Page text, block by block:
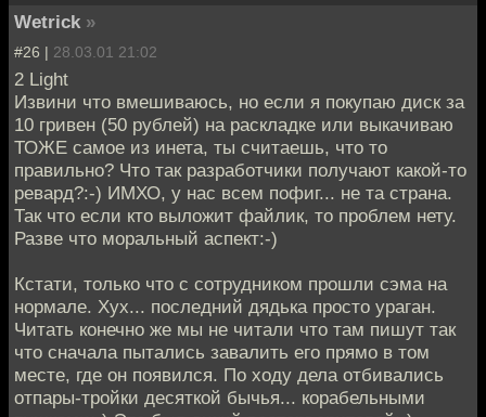
Wetrick »
#26 | 28.03.01 21:02
2 Light
Извини что вмешиваюсь, но если я покупаю диск за
10 гривен (50 рублей) на раскладке или выкачиваю
ТОЖЕ самое из инета, ты считаешь, что то
правильно? Что так разработчики получают какой-то
ревард?:-) ИМХО, у нас всем пофиг... не та страна.
Так что если кто выложит файлик, то проблем нету.
Разве что моральный аспект:-)
Кстати, только что с сотрудником прошли сэма на
нормале. Хух... последний дядька просто ураган.
Читать конечно же мы не читали что там пишут так
что сначала пытались завалить его прямо в том
месте, где он появился. По ходу дела отбивались
отпары-тройки десяткой бычья... корабельными